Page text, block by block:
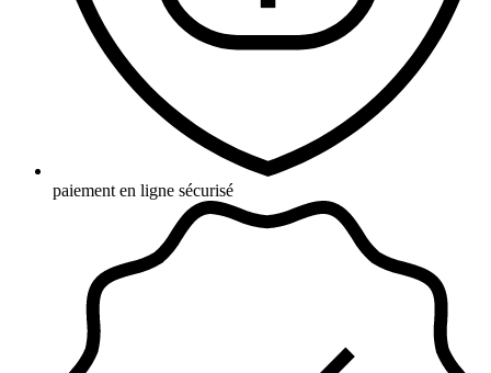
paiement en ligne sécurisé